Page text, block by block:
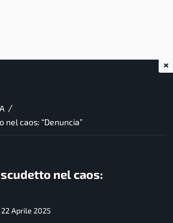
/
caos: “Denuncia”
nel caos:
22 Aprile 2025
×